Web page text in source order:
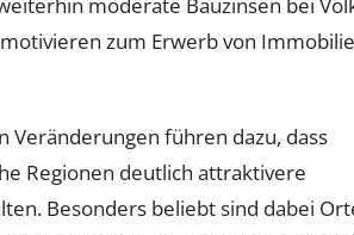
moderate Bauzinsen bei
zum Erwerb von
Veränderungen führen dazu, dass
Regionen deutlich attraktivere
Besonders beliebt sind dabei